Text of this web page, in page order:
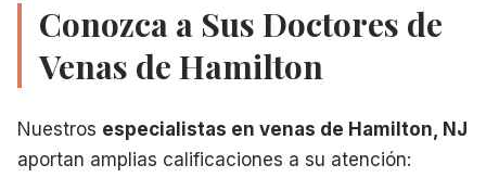
Reunirse con sudoctor de venas en Hamilton, NJ
Bienvenida cálida de nuestro personal
Revisión integral del historial médico
Examen físico
Evaluación de ultrasonido si es necesario
Conozca a Sus Doctores de
Venas de Hamilton
Nuestros especialistas en venas de Hamilton, NJ
aportan amplias calificaciones a su atención: